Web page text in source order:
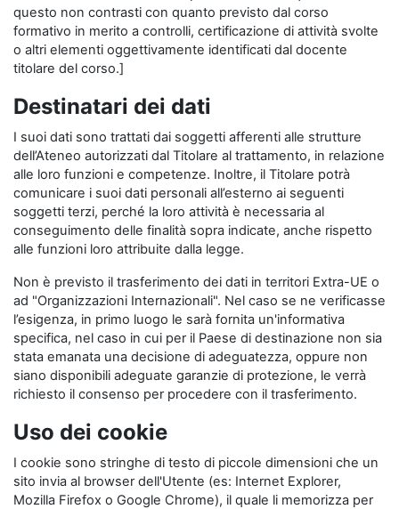
questo non contrasti con quanto previsto dal corso
formativo in merito a controlli, certificazione di attività svolte
o altri elementi oggettivamente identificati dal docente
titolare del corso.]
Destinatari dei dati
I suoi dati sono trattati dai soggetti afferenti alle strutture
dell’Ateneo autorizzati dal Titolare al trattamento, in relazione
alle loro funzioni e competenze. Inoltre, il Titolare potrà
comunicare i suoi dati personali all’esterno ai seguenti
soggetti terzi, perché la loro attività è necessaria al
conseguimento delle finalità sopra indicate, anche rispetto
alle funzioni loro attribuite dalla legge.
Non è previsto il trasferimento dei dati in territori Extra-UE o
ad "Organizzazioni Internazionali". Nel caso se ne verificasse
l’esigenza, in primo luogo le sarà fornita un'informativa
specifica, nel caso in cui per il Paese di destinazione non sia
stata emanata una decisione di adeguatezza, oppure non
siano disponibili adeguate garanzie di protezione, le verrà
richiesto il consenso per procedere con il trasferimento.
Uso dei cookie
I cookie sono stringhe di testo di piccole dimensioni che un
sito invia al browser dell'Utente (es: Internet Explorer,
Mozilla Firefox o Google Chrome), il quale li memorizza per